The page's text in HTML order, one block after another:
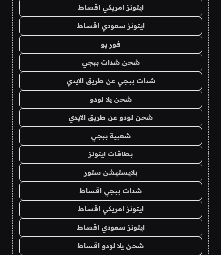
ايتونز امريكي اقساط
ايتونز سعودي اقساط
فور يو
شحن شدات ببجي
شدات ببجي عن طريق الايدي
شحن يلا لودو
شحن لودو عن طريق الايدي
شعبية ببجي
بطاقات ايتونز
بلايستيشن ستور
شدات ببجي اقساط
ايتونز امريكي اقساط
ايتونز سعودي اقساط
شحن يلا لودو اقساط